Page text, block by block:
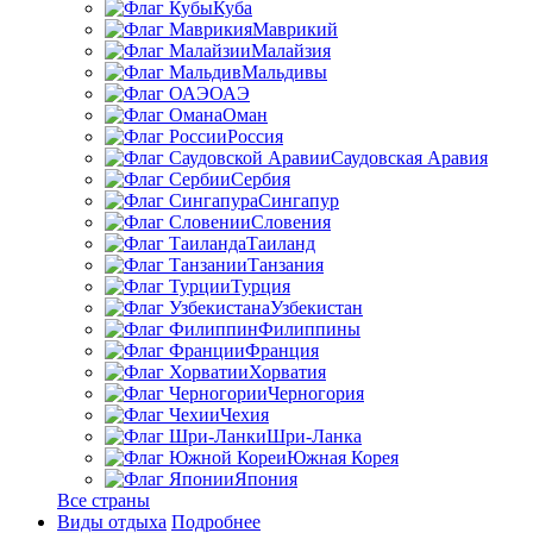
Куба
Маврикий
Малайзия
Мальдивы
ОАЭ
Оман
Россия
Саудовская Аравия
Сербия
Сингапур
Словения
Таиланд
Танзания
Турция
Узбекистан
Филиппины
Франция
Хорватия
Черногория
Чехия
Шри-Ланка
Южная Корея
Япония
Все страны
Виды отдыха Подробнее